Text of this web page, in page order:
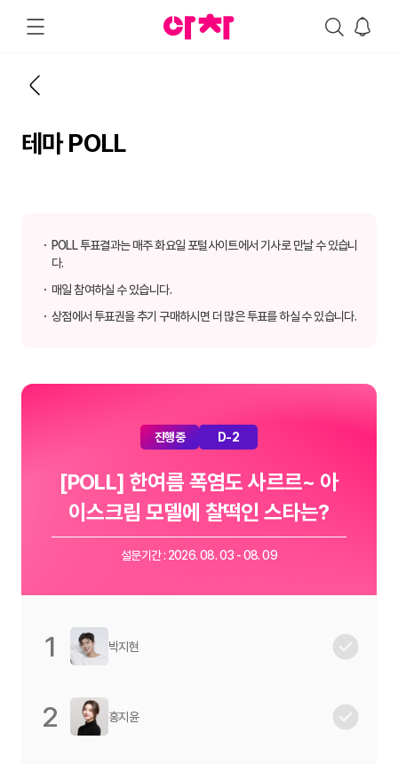
테마 POLL
POLL 투표결과는 매주 화요일 포털사이트에서 기사로 만날 수 있습니
다.
매일 참여하실 수 있습니다.
상점에서 투표권을 추기 구매하시면 더 많은 투표를 하실 수 있습니다.
진행중 D-2
[POLL] 한여름 폭염도 사르르~ 아
이스크림 모델에 찰떡인 스타는?
설문기간 : 2026. 08. 03 - 08. 09
1 박지현
2 홍지윤